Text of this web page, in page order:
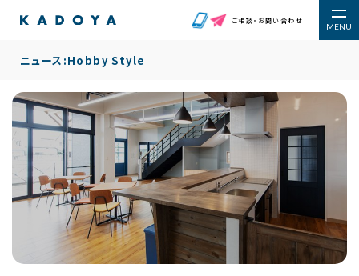
ご相談・お問い合わせ
MENU
ニュース:Hobby Style